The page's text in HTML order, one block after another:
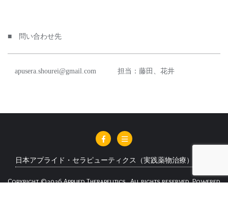
■ 問い合わせ先
apusera.shourei@gmail.com 担当：藤⽥、花井
日本アプライド・セラピューティクス（実践薬物治療）学会
Copyright ©2026 Applied Therapeutics . All rights reserved.Powered